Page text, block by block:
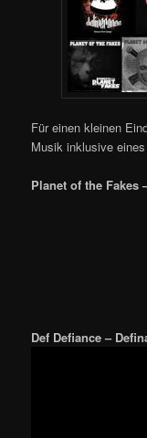
Für einen kleinen
Musik inklusive
Planet of the Fakes
Def Defiance –